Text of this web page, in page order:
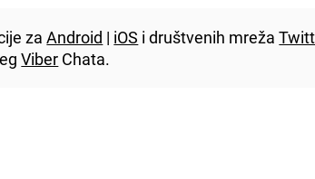
zaAndroid | iOS i društvenih mreža
Viber Chata.